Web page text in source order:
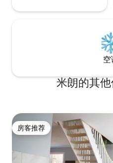
空
米朗的其
房客推荐
房客推荐